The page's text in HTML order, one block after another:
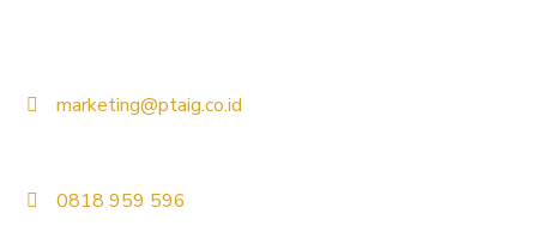
marketing@ptaig.co.id
0818 959 596